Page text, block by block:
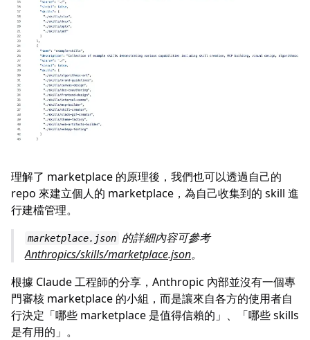
理解了 marketplace 的原理後，我們也可以透過自己的
repo 來建立個人的 marketplace，為自己收集到的 skill 進
行建檔管理。
marketplace.json 的詳細內容可參考
Anthropics/skills/marketplace.json。
根據 Claude 工程師的分享，Anthropic 內部並沒有一個專
門審核 marketplace 的小組，而是讓來自各方的使用者自
行決定「哪些 marketplace 是值得信賴的」、「哪些 skills
是有用的」。